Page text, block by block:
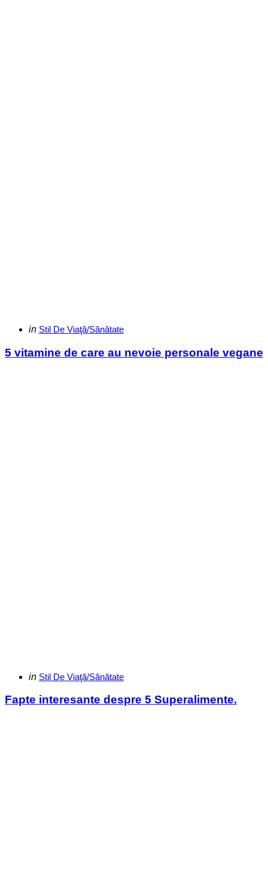
Categories
Posted
in Stil De Viaţă/Sănătate
5 vitamine de care au nevoie personale vegane
Categories
Posted
in Stil De Viaţă/Sănătate
Fapte interesante despre 5 Superalimente.